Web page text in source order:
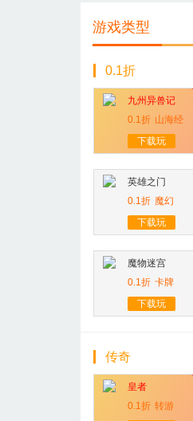
游戏类型
0.1折
九州异兽记
0.1折 山海经
下载玩
英雄之门
0.1折 魔幻
下载玩
魔物迷宫
0.1折 卡牌
下载玩
传奇
皇者
0.1折 转游